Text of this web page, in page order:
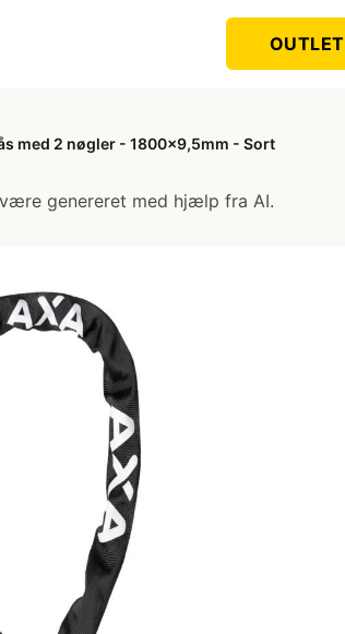
OUTLET
med 2 nøgler - 1800x9,5mm - Sort
genereret med hjælp fra AI.